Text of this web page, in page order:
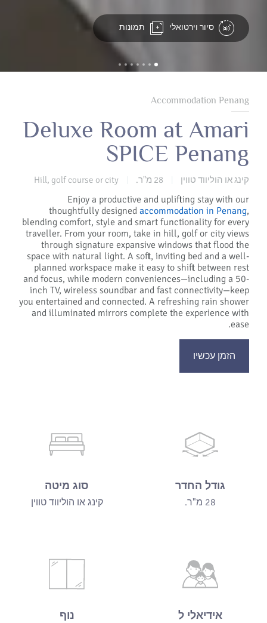
Accommodation Penang
Deluxe Room at Amari
SPICE Penang
קינג או הוליווד טווין 28 מ"ר. Hill, golf course or city
Enjoy a productive and uplifting stay with our
thoughtfully designed accommodation in Penang,
blending comfort, style and smart functionality for every
traveller. From your room, take in hill, golf or city views
through signature expansive windows that flood the
space with natural light. A soft, inviting bed and a well-
planned workspace make it easy to shift between rest
and focus, while modern conveniences—including a 50-
inch TV, wireless soundbar and fast connectivity—keep
you entertained and connected. A refreshing rain shower
and illuminated mirrors complete the experience with
ease.
הזמן עכשיו
סיור וירטואלי תמונות
גודל החדר
28 מ"ר.
סוג מיטה
קינג או הוליווד טווין
אידיאלי ל
נוף